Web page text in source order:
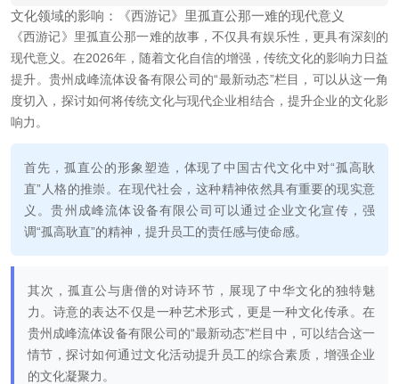
文化领域的影响：《西游记》里孤直公那一难的现代意义
《西游记》里孤直公那一难的故事，不仅具有娱乐性，更具有深刻的
现代意义。在2026年，随着文化自信的增强，传统文化的影响力日益
提升。贵州成峰流体设备有限公司的“最新动态”栏目，可以从这一角
度切入，探讨如何将传统文化与现代企业相结合，提升企业的文化影
响力。
首先，孤直公的形象塑造，体现了中国古代文化中对“孤高耿
直”人格的推崇。在现代社会，这种精神依然具有重要的现实意
义。贵州成峰流体设备有限公司可以通过企业文化宣传，强
调“孤高耿直”的精神，提升员工的责任感与使命感。
其次，孤直公与唐僧的对诗环节，展现了中华文化的独特魅
力。诗意的表达不仅是一种艺术形式，更是一种文化传承。在
贵州成峰流体设备有限公司的“最新动态”栏目中，可以结合这一
情节，探讨如何通过文化活动提升员工的综合素质，增强企业
的文化凝聚力。